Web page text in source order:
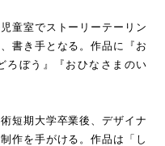
童室でストーリーテーリン
書き手となる。作品に『お
ろぼう』『おひなさまのい
短期大学卒業後、デザイナ
作を手がける。作品は「し